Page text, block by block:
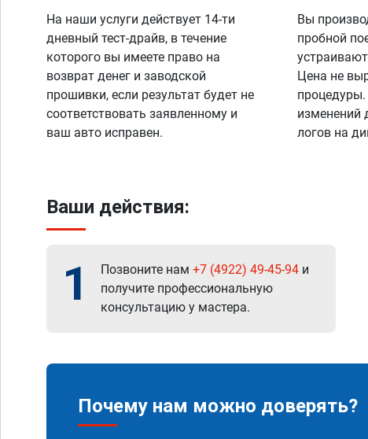
На наши услуги действует 14-ти
дневный тест-драйв, в течение
которого вы имеете право на
возврат денег и заводской
прошивки, если результат будет не
соответствовать заявленному и
ваш авто исправен.
Вы
пробной
Цена не
изменений
логов на
Ваши действия:
1 Позвоните нам +7 (4922) 49-45-94 и
получите профессиональную
консультацию у мастера.
Почему нам можно доверять?